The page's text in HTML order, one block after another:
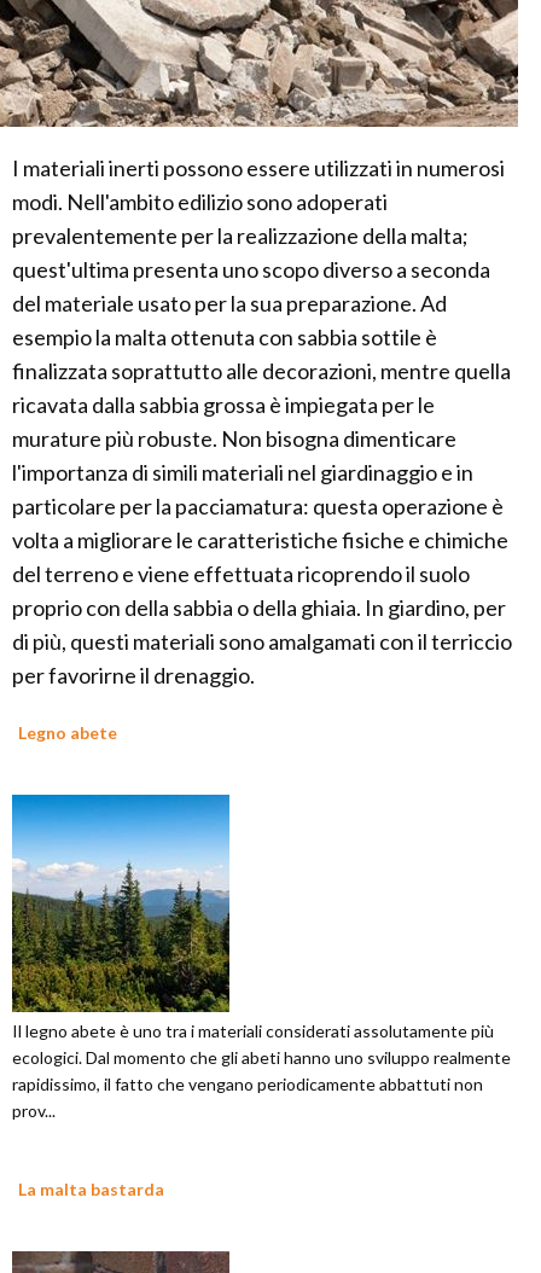
I materiali inerti possono essere utilizzati in numerosi
modi. Nell'ambito edilizio sono adoperati
prevalentemente per la realizzazione della malta;
quest'ultima presenta uno scopo diverso a seconda
del materiale usato per la sua preparazione. Ad
esempio la malta ottenuta con sabbia sottile è
finalizzata soprattutto alle decorazioni, mentre quella
ricavata dalla sabbia grossa è impiegata per le
murature più robuste. Non bisogna dimenticare
l'importanza di simili materiali nel giardinaggio e in
particolare per la pacciamatura: questa operazione è
volta a migliorare le caratteristiche fisiche e chimiche
del terreno e viene effettuata ricoprendo il suolo
proprio con della sabbia o della ghiaia. In giardino, per
di più, questi materiali sono amalgamati con il terriccio
per favorirne il drenaggio.
Legno abete
Il legno abete è uno tra i materiali considerati assolutamente più
ecologici. Dal momento che gli abeti hanno uno sviluppo realmente
rapidissimo, il fatto che vengano periodicamente abbattuti non
prov...
La malta bastarda